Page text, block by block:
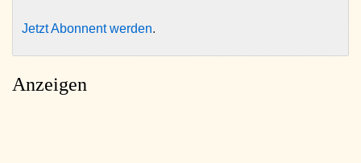
Jetzt Abonnent werden.
Anzeigen